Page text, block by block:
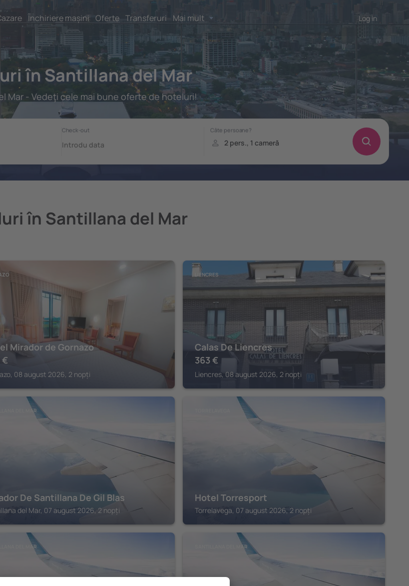
Închiriere mașini Oferte Transferuri Mai mult Log in
în Santillana del Mar
Mar - Vedeţi cele mai bune oferte de hoteluri!
în Santillana del Mar
Mirador de Gornazo
€
08 august 2026, 2 nopți
LIENCRES
Calas De Liencres
363€
Liencres, 08 august 2026, 2 nopți
DEL MAR
De Santillana De Gil Blas
del Mar, 07 august 2026, 2 nopți
Hotel Torresport
Torrelavega, 07 august 2026, 2 nopți
DEL MAR SANTILLANA DEL MAR